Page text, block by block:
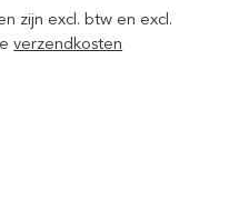
zijn excl. btw en excl.
verzendkosten